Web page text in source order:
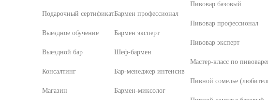
Подарочный сертификат
Выездное обучение
Выездной бар
Консалтинг
Магазин
Бармен профессионал
Бармен эксперт
Шеф-бармен
Бар-менеджер интенсив
Бармен-миксолог
Пивовар базовый
Пивовар профессионал
Пивовар эксперт
Мастер-класс по
Пивной сомелье